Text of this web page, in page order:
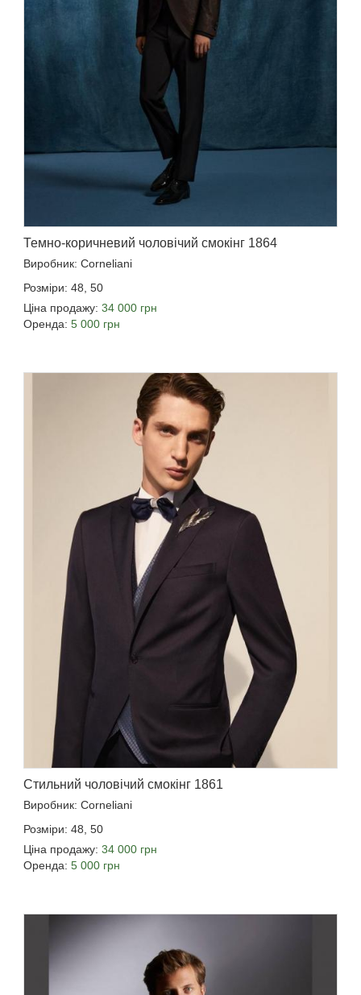
Темно-коричневий чоловічий смокінг 1864
Виробник: Corneliani
Розміри: 48, 50
Ціна продажу: 34 000 грн
Оренда: 5 000 грн
Стильний чоловічий смокінг 1861
Виробник: Corneliani
Розміри: 48, 50
Ціна продажу: 34 000 грн
Оренда: 5 000 грн